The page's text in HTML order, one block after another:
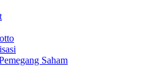
Saham